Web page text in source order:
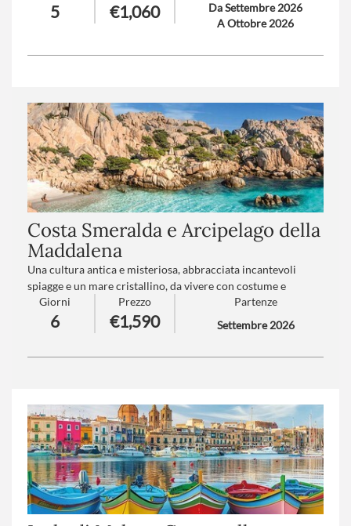
I castelli ungheresi sono caratterizzati dall'inconfondibile
stile magiaro, sia nell’architettura che nei dettagli e offrono
cultura ungherese.
5 €1,060
Da Settembre 2026
A Ottobre 2026
Costa Smeralda e Arcipelago della
Maddalena
Una cultura antica e misteriosa, abbracciata incantevoli
spiagge e un mare cristallino, da vivere con costume e
asciugamano sottobraccio, perché in questo viaggio è sempre
il momento giusto per un bagno nelle acque color smeraldo
del Parco Nazionale di La Maddalena.
Numero partecipanti: minimo 15 - massimo 35
Giorni
6
Prezzo
€1,590
Partenze
Settembre 2026